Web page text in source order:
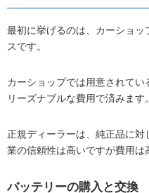
最初に挙げるのは、カーショ
スです。
カーショップでは用意されて
リーズナブルな費用で済みます。
正規ディーラーは、純正品に
業の信頼性は高いですが費用は
バッテリーの購入と交換